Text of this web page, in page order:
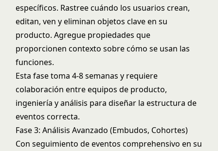
específicos. Rastree cuándo los usuarios crean,
editan, ven y eliminan objetos clave en su
producto. Agregue propiedades que
proporcionen contexto sobre cómo se usan las
funciones.
Esta fase toma 4-8 semanas y requiere
colaboración entre equipos de producto,
ingeniería y análisis para diseñar la estructura de
eventos correcta.
Fase 3: Análisis Avanzado (Embudos, Cohortes)
Con seguimiento de eventos comprehensivo en su